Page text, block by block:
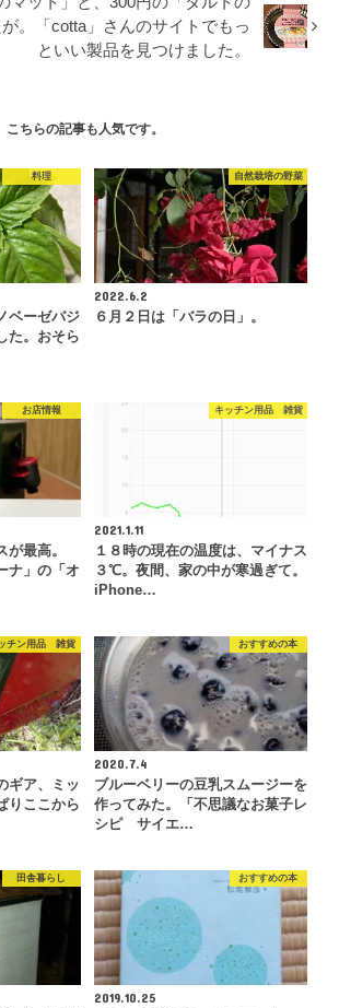
。「cotta」さんのサイトでもっ
といい製品を見つけました。
こちらの記事も人気です。
料理
ベーゼバジ
た。おそら
自然栽培の野菜
2022.6.2
６月２日は「バラの日」。
お店情報
が最高。
ナ」の「オ
キッチン用品 雑貨
2021.1.11
１８時の現在の温度は、マイナス
３℃。夜間、家の中が寒過ぎて。
iPhone…
チン用品 雑貨
ギア、ミッ
りここから
おすすめの本
2020.7.4
ブルーベリーの豆乳スムージーを
作ってみた。「不思議なお菓子レ
シピ サイエ…
田舎暮らし おすすめの本
2019.10.25